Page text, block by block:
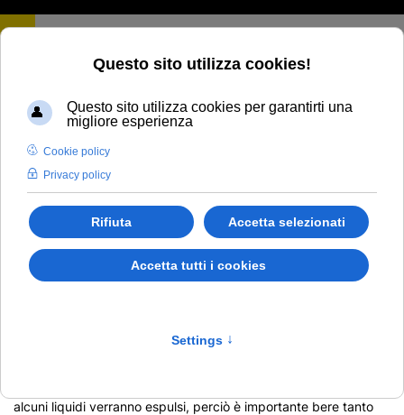
Bere SEMPRE!
alcuni liquidi verranno espulsi, perciò è importante bere tanto